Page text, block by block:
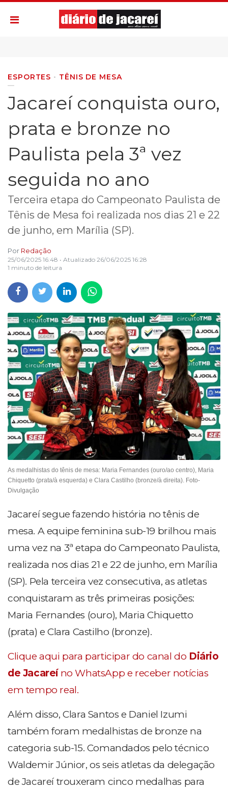
ESPORTES TÊNIS DE MESA
Jacareí conquista ouro,
prata e bronze no
Paulista pela 3ª vez
seguida no ano
Terceira etapa do Campeonato Paulista de
Tênis de Mesa foi realizada nos dias 21 e 22
de junho, em Marília (SP).
Por Redação
25/06/2025 16:48 • Atualizado 26/06/2025 16:28
1 minuto de leitura
As medalhistas do tênis de mesa: Maria Fernandes (ouro/ao centro), Maria
Chiquetto (prata/à esquerda) e Clara Castilho (bronze/à direita). Foto-
Divulgação
Jacareí segue fazendo história no tênis de
mesa. A equipe feminina sub-19 brilhou mais
uma vez na 3ª etapa do Campeonato Paulista,
realizada nos dias 21 e 22 de junho, em Marília
(SP). Pela terceira vez consecutiva, as atletas
conquistaram as três primeiras posições:
Maria Fernandes (ouro), Maria Chiquetto
(prata) e Clara Castilho (bronze).
Clique aqui para participar do canal do Diário
de Jacareíno WhatsApp e receber notícias
em tempo real.
Além disso, Clara Santos e Daniel Izumi
também foram medalhistas de bronze na
categoria sub-15. Comandados pelo técnico
Waldemir Júnior, os seis atletas da delegação
de Jacareí trouxeram cinco medalhas para